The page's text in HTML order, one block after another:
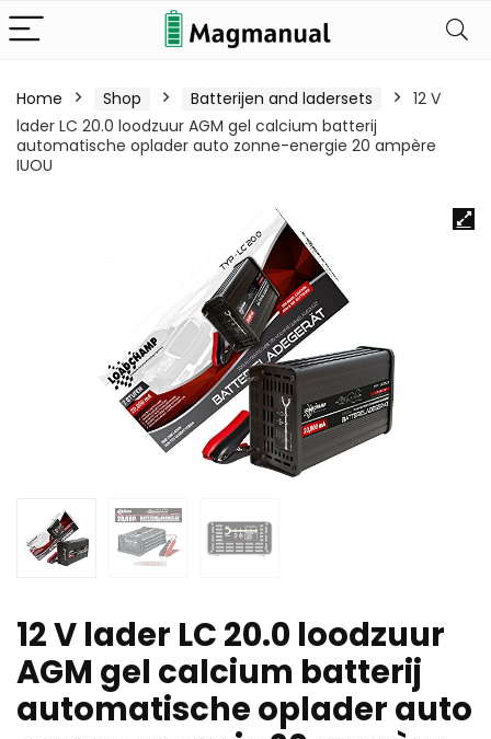
Home Shop Batterijen and ladersets
12 V
lader LC 20.0 loodzuur AGM gel calcium batterij
automatische oplader auto zonne-energie 20 ampère
IUOU
12 V lader LC 20.0 loodzuur
AGM gel calcium batterij
automatische oplader auto